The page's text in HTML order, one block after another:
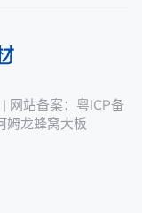
| 网站备案： 粤ICP备
姆龙蜂窝大板